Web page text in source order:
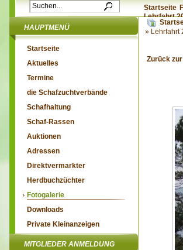
Startseite
Lehrfahrt
HAUPTMENÜ
Startseite
Aktuelles
Termine
die Schafzuchtverbände
Schafhaltung
Schaf-Rassen
Auktionen
Adressen
Direktvermarkter
Herdbuchzüchter
Fotogalerie
Downloads
Private Kleinanzeigen
MITGLIEDER ANMELDUNG
» Lehrfahrt
Zurück